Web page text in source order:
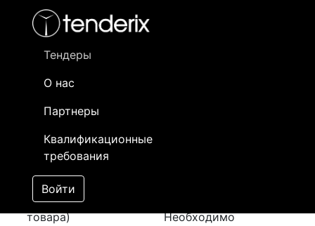
Тендеры
О нас
Партнеры
Квалификационные
требования
Войти
- активный лот
- сохраненный лот (не опубликован)
Закупка: Кабель
силовой
[Завершен]
Победитель выбран
Лот №:1362
АУКЦИОН (покупка
товара)
Необходимо